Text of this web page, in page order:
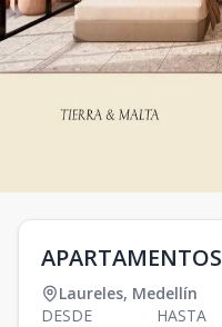
Laureles, Medellín
DESDE
HASTA